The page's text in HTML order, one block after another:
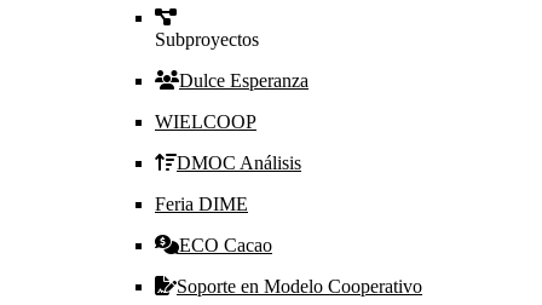
Subproyectos
Dulce Esperanza
WIELCOOP
DMOC Análisis
Feria DIME
ECO Cacao
Soporte en Modelo Cooperativo